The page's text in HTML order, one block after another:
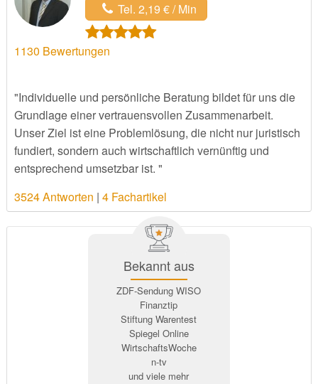
Tel. 2,19 € / Min
1130 Bewertungen
"Individuelle und persönliche Beratung bildet für uns die
Grundlage einer vertrauensvollen Zusammenarbeit.
Unser Ziel ist eine Problemlösung, die nicht nur juristisch
fundiert, sondern auch wirtschaftlich vernünftig und
entsprechend umsetzbar ist. "
3524 Antworten | 4 Fachartikel
Bekannt aus
ZDF-Sendung WISO
Finanztip
Stiftung Warentest
Spiegel Online
WirtschaftsWoche
n-tv
und viele mehr